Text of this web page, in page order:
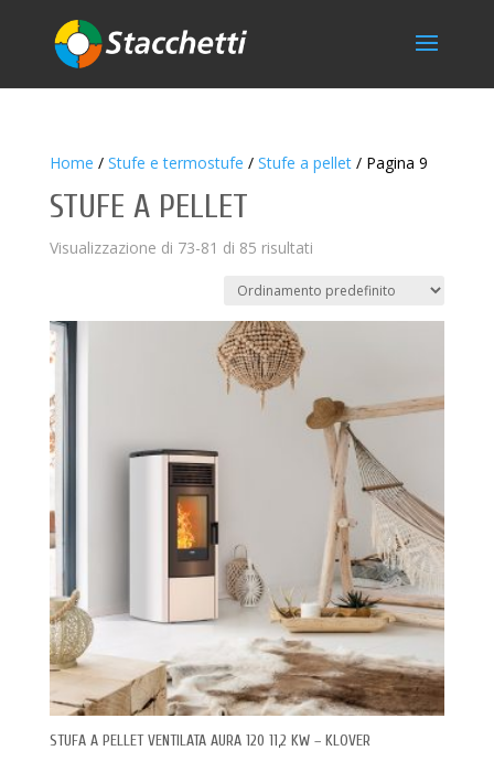
Home / Stufe e termostufe / Stufe a pellet/ Pagina 9
STUFE A PELLET
Visualizzazione di 73-81 di 85 risultati
STUFA A PELLET VENTILATA AURA 120 11,2 KW – KLOVER